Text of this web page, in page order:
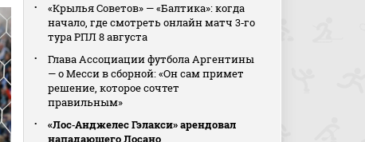
«Крылья Советов» — «Балтика»: когда
начало, где смотреть онлайн матч 3‑го
тура РПЛ 8 августа
Глава Ассоциации футбола Аргентины
— о Месси в сборной: «Он сам примет
решение, которое сочтет
правильным»
«Лос‑Анджелес Гэлакси» арендовал
нападающего Лосано